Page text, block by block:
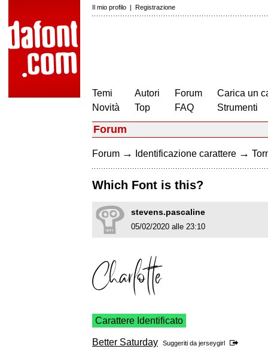
Il mio profilo | Registrazione
Temi
Novità
Autori
Top
Forum
FAQ
Carica un
Strumenti
Forum
Forum → Identificazione carattere →
Which Font is this?
stevens.pascaline
05/02/2020 alle 23:10
Carattere Identificato
Better Saturday Suggeriti da jerseygirl